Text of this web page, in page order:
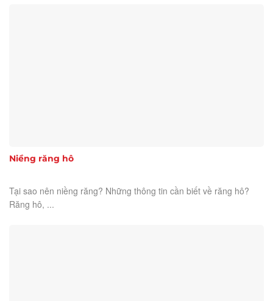
Niềng răng hô
Tại sao nên niềng răng? Những thông tin cần biết về răng hô?
Răng hô, ...